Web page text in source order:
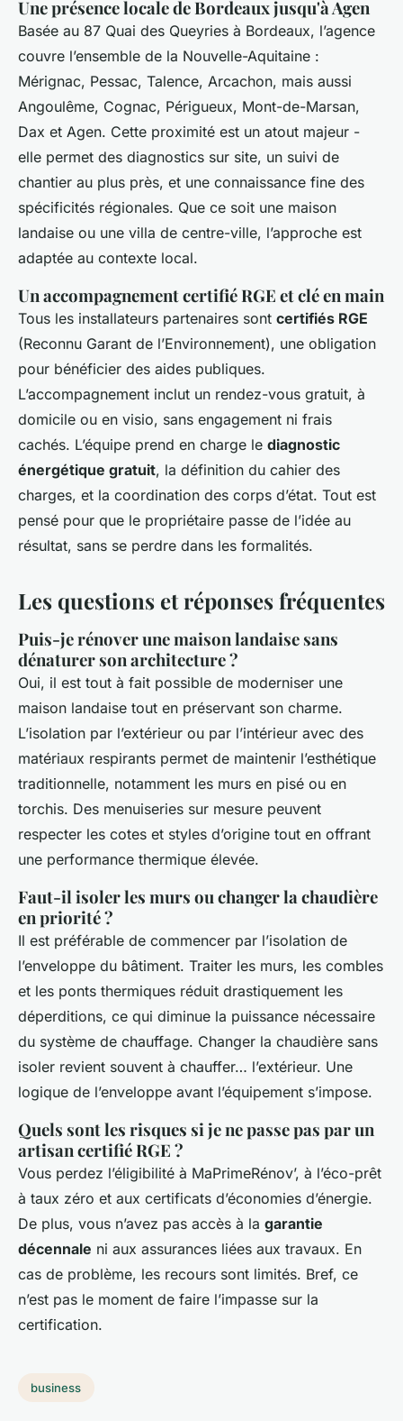
Une présence locale de Bordeaux jusqu'à Agen
Basée au 87 Quai des Queyries à Bordeaux, l’agence
couvre l’ensemble de la Nouvelle-Aquitaine :
Mérignac, Pessac, Talence, Arcachon, mais aussi
Angoulême, Cognac, Périgueux, Mont-de-Marsan,
Dax et Agen. Cette proximité est un atout majeur -
elle permet des diagnostics sur site, un suivi de
chantier au plus près, et une connaissance fine des
spécificités régionales. Que ce soit une maison
landaise ou une villa de centre-ville, l’approche est
adaptée au contexte local.
Un accompagnement certifié RGE et clé en main
Tous les installateurs partenaires sont certifiés RGE
(Reconnu Garant de l’Environnement), une obligation
pour bénéficier des aides publiques.
L’accompagnement inclut un rendez-vous gratuit, à
domicile ou en visio, sans engagement ni frais
cachés. L’équipe prend en charge le diagnostic
énergétique gratuit, la définition du cahier des
charges, et la coordination des corps d’état. Tout est
pensé pour que le propriétaire passe de l’idée au
résultat, sans se perdre dans les formalités.
Les questions et réponses fréquentes
Puis-je rénover une maison landaise sans
dénaturer son architecture ?
Oui, il est tout à fait possible de moderniser une
maison landaise tout en préservant son charme.
L’isolation par l’extérieur ou par l’intérieur avec des
matériaux respirants permet de maintenir l’esthétique
traditionnelle, notamment les murs en pisé ou en
torchis. Des menuiseries sur mesure peuvent
respecter les cotes et styles d’origine tout en offrant
une performance thermique élevée.
Faut-il isoler les murs ou changer la chaudière
en priorité ?
Il est préférable de commencer par l’isolation de
l’enveloppe du bâtiment. Traiter les murs, les combles
et les ponts thermiques réduit drastiquement les
déperditions, ce qui diminue la puissance nécessaire
du système de chauffage. Changer la chaudière sans
isoler revient souvent à chauffer… l’extérieur. Une
logique de l’enveloppe avant l’équipement s’impose.
Quels sont les risques si je ne passe pas par un
artisan certifié RGE ?
Vous perdez l’éligibilité à MaPrimeRénov’, à l’éco-prêt
à taux zéro et aux certificats d’économies d’énergie.
De plus, vous n’avez pas accès à la garantie
décennale ni aux assurances liées aux travaux. En
cas de problème, les recours sont limités. Bref, ce
n’est pas le moment de faire l’impasse sur la
certification.
business